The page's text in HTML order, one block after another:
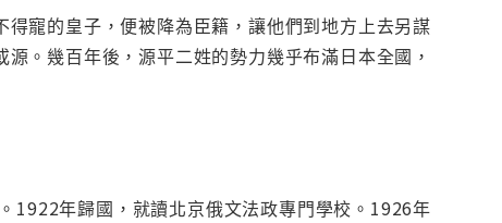
寵的皇子，便被降為臣籍，讓他們到地方上去另謀
。幾百年後，源平二姓的勢力幾乎布滿日本全國，
1922年歸國，就讀北京俄文法政專門學校。1926年